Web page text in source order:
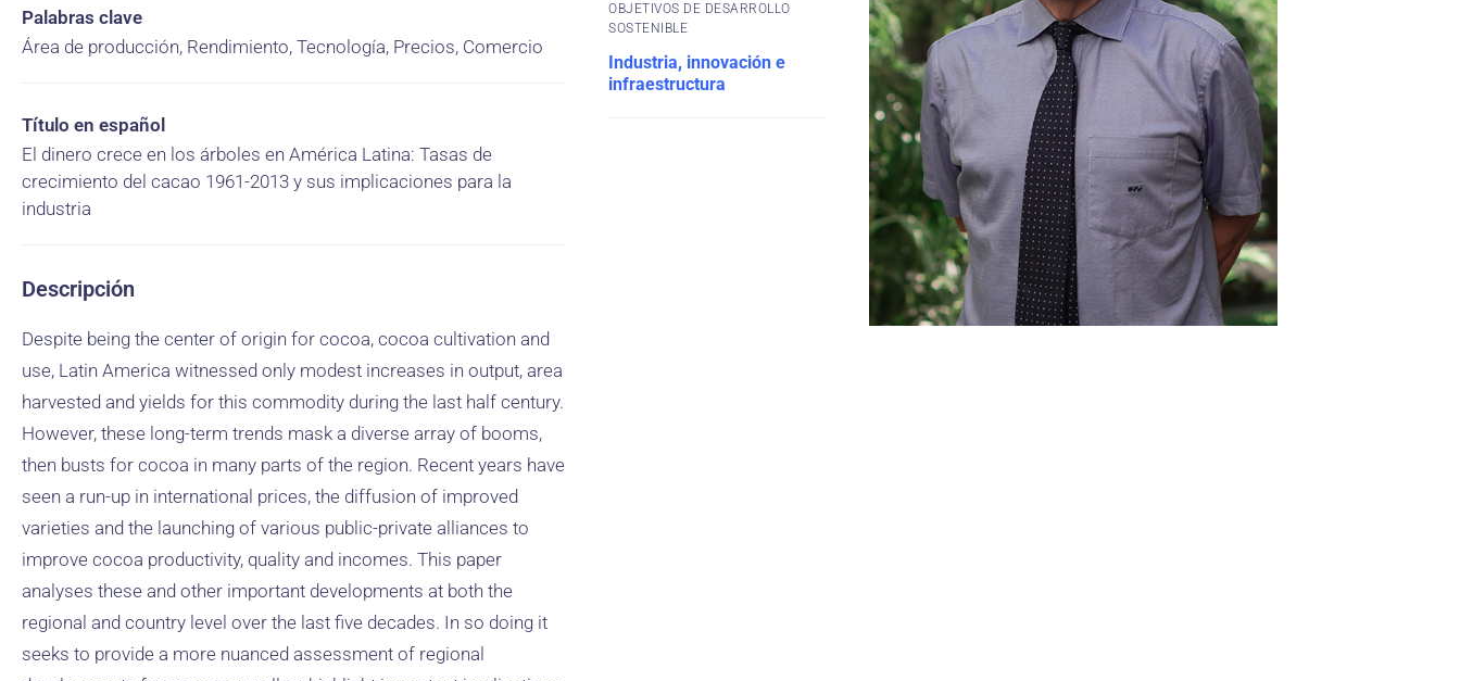
Palabras clave
Área de producción, Rendimiento, Tecnología, Precios, Comercio
Título en español
El dinero crece en los árboles en América Latina: Tasas de
crecimiento del cacao 1961-2013 y sus implicaciones para la
industria
Descripción
Despite being the center of origin for cocoa, cocoa cultivation and
use, Latin America witnessed only modest increases in output, area
harvested and yields for this commodity during the last half century.
However, these long-term trends mask a diverse array of booms,
then busts for cocoa in many parts of the region. Recent years have
seen a run-up in international prices, the diffusion of improved
varieties and the launching of various public-private alliances to
improve cocoa productivity, quality and incomes. This paper
analyses these and other important developments at both the
regional and country level over the last five decades. In so doing it
seeks to provide a more nuanced assessment of regional
OBJETIVOS DE DESARROLLO
SOSTENIBLE
Industria, innovación e
infraestructura